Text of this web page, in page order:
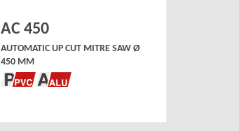
AC 450
AUTOMATIC UP CUT MITRE SAW Ø
450 MM